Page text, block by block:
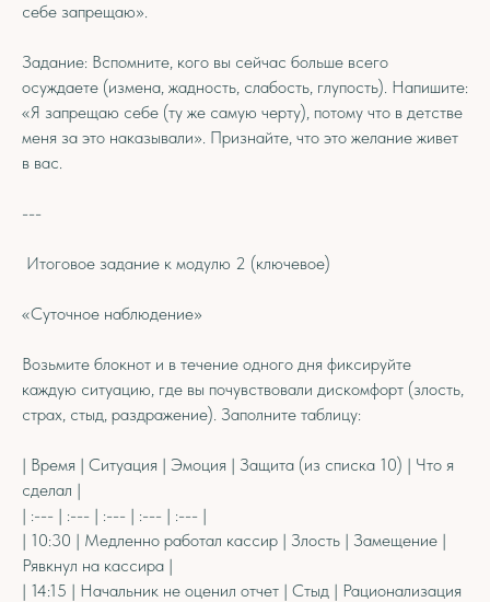
себе запрещаю».
Задание: Вспомните, кого вы сейчас больше всего
осуждаете (измена, жадность, слабость, глупость). Напишите:
«Я запрещаю себе (ту же самую черту), потому что в детстве
меня за это наказывали». Признайте, что это желание живет
в вас.
---
Итоговое задание к модулю 2 (ключевое)
«Суточное наблюдение»
Возьмите блокнот и в течение одного дня фиксируйте
каждую ситуацию, где вы почувствовали дискомфорт (злость,
страх, стыд, раздражение). Заполните таблицу:
| Время | Ситуация | Эмоция | Защита (из списка 10) | Что я
сделал |
| :--- | :--- | :--- | :--- | :--- |
| 10:30 | Медленно работал кассир | Злость | Замещение |
Рявкнул на кассира |
| 14:15 | Начальник не оценил отчет | Стыд | Рационализация